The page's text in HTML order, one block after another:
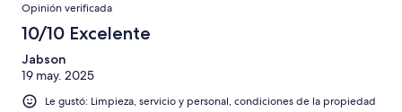
Opinión verificada
10/10 Excelente
Jabson
19 may. 2025
Le gustó: Limpieza, servicio y personal, condiciones de la propiedad